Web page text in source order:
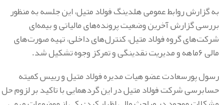
به گزارش روابط عمومی هلدینگ فولاد متیل، این جلسه به منظور
بررسی گزارش آخرین وضعیت پرونده‌های مالیاتی و بیمه‌ای
شرکت‌های گروه فولاد متیل، کنترل‌های داخلی، تهیه صورت‌های
مالی ۶ماهه و مدیریت نقدینگی و تمرکز وجوه تشکیل شد.
رسول پورسعادت عضو هیات مدیره فولاد متیل و رییس کمیته
حسابرسی شرکت فولاد متیل در این گردهمایی با تاکید بر لزوم حل